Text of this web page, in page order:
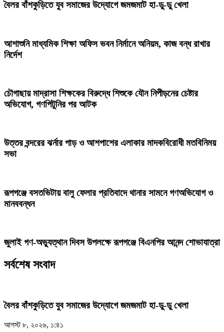
বৈলর বাঁশকুড়িতে যুব সমাজের উদ্যোগে জমজমাট হা-ডু-ডু খেলা
আশাশুনি মাধ্যমিক শিক্ষা অফিস ভবন নির্মানে অনিয়ম, কাজ বন্ধ রাখার
নির্দেশ
চৌগাছায় মাদ্রাসা শিক্ষকের বিরুদ্ধে শিশুকে যৌন নিপীড়নের চেষ্টার
অভিযোগ, গণপিটুনির পর আটক
উত্তর বন্দরের ঝর্নার পাড় ও আশপাশের এলাকার মাদকবিরোধী মতবিনিময়
সভা
রূপগঞ্জে বসতভিটায় বালু ফেলার প্রতিবাদে থানার সামনে গণঅভিযোগ ও
মানববন্ধন
জুলাই গণ-অভ্যুত্থান দিবস উপলক্ষে রূপগঞ্জে বিএনপির আনন্দ শোভাযাত্রা
সর্বশেষ সংবাদ
বৈলর বাঁশকুড়িতে যুব সমাজের উদ্যোগে জমজমাট হা-ডু-ডু খেলা
আগস্ট ৮, ২০২৬, ১:৪১